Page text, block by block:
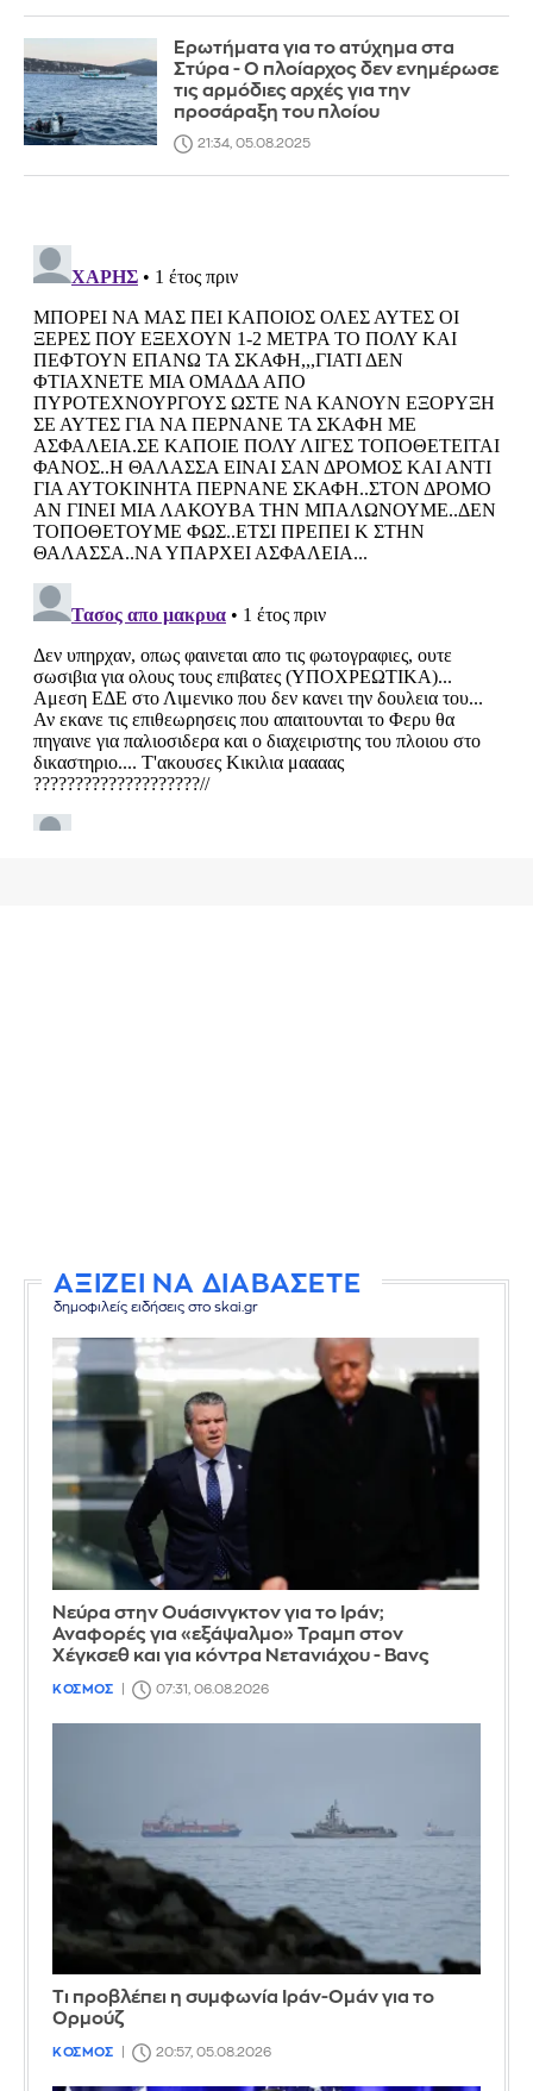
Ερωτήματα για το ατύχημα στα
Στύρα - Ο πλοίαρχος δεν ενημέρωσε
τις αρμόδιες αρχές για την
προσάραξη του πλοίου
21:34, 05.08.2025
ΑΞΙΖΕΙ ΝΑ ΔΙΑΒΑΣΕΤΕ
δημοφιλείς ειδήσεις στο skai.gr
Νεύρα στην Ουάσινγκτον για το Ιράν;
Αναφορές για «εξάψαλμο» Τραμπ στον
Χέγκσεθ και για κόντρα Νετανιάχου - Βανς
ΚΟΣΜΟΣ 07:31, 06.08.2026
Τι προβλέπει η συμφωνία Ιράν-Ομάν για το
Ορμούζ
ΚΟΣΜΟΣ 20:57, 05.08.2026